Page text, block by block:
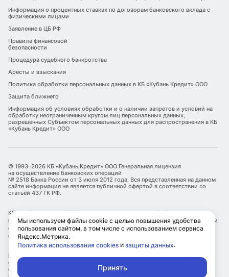
Мы используем файлы cookie с целью повышения удобства
пользования сайтом, в том числе с использованием сервиса
Яндекс.Метрика.
Политика использования cookies и защиты данных.
Принять
Информация о процентных ставках по договорам банковского вклада с
физическими лицами
Заявление в ЦБ РФ
Правила финансовой
безопасности
Процедура судебного банкротства
Аресты и взыскания
Политика обработки персональных данных в КБ «Кубань Кредит» ООО
Защита ближнего
Информация об условиях обработки и о наличии запретов и условий на
обработку неограниченным кругом лиц персональных данных,
разрешенных Субъектом персональных данных для распространения в КБ
«Кубань Кредит» ООО
© 1993–2026 КБ «Кубань Кредит» ООО Генеральная лицензия
на осуществление банковских операций
№ 2518 Банка России от 3 июля 2012 года. Вся представленная на данном
сайте информация не является публичной офертой в соответствии со
статьёй 437 ГК РФ.
КБ «Кубань Кредит» ООО является оператором по обработке
персональных данных. Информация об обработке персональных данных и
сведения о реализуемых требованиях к защите персональных данных
отражены в Политике обработки персональных данных.
КБ «Кубань Кредит» ООО использует файлы cookie с целью улучшения
сервисов и повышения удобства пользования сайтом, в том числе с
использованием метрических сервисов Яндекс.Метрика.